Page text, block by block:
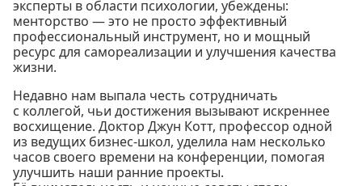
эксперты в области психологии, убеждены:
менторство — это не просто эффективный
профессиональный инструмент, но и мощный
ресурс для самореализации и улучшения качества
жизни.
Недавно нам выпала честь сотрудничать
с коллегой, чьи достижения вызывают искреннее
восхищение. Доктор Джун Котт, профессор одной
из ведущих бизнес-школ, уделила нам несколько
часов своего времени на конференции, помогая
улучшить наши ранние проекты.